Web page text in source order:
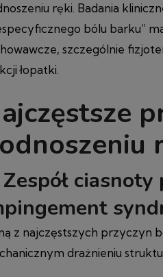
ręki. Badania
bólu barku”
szczególnie
łopatki.
Zespół
z najczęstszych przyczyn
drażnieniu